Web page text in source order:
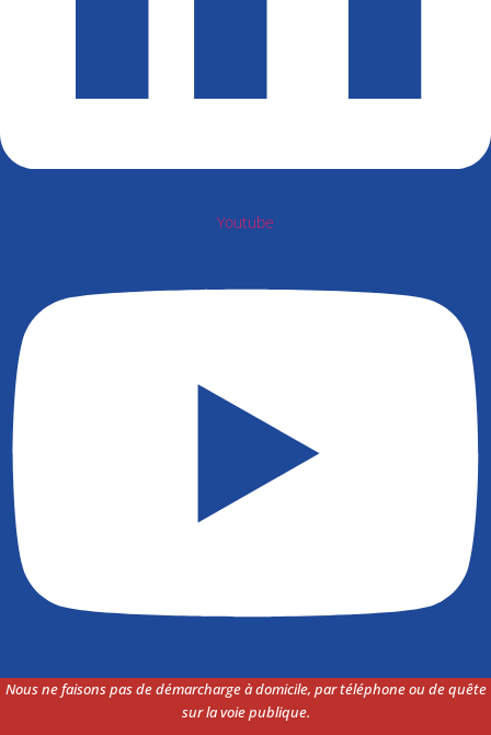
Youtube
Nous ne faisons pas de démarcharge à domicile, par téléphone ou de quête
sur la voiepublique.